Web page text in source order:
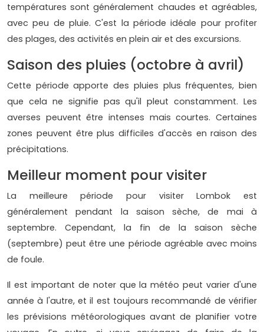
températures sont généralement chaudes et agréables,
avec peu de pluie. C'est la période idéale pour profiter
des plages, des activités en plein air et des excursions.
Saison des pluies (octobre à avril)
Cette période apporte des pluies plus fréquentes, bien
que cela ne signifie pas qu'il pleut constamment. Les
averses peuvent être intenses mais courtes. Certaines
zones peuvent être plus difficiles d'accès en raison des
précipitations.
Meilleur moment pour visiter
La meilleure période pour visiter Lombok est
généralement pendant la saison sèche, de mai à
septembre. Cependant, la fin de la saison sèche
(septembre) peut être une période agréable avec moins
de foule.
Il est important de noter que la météo peut varier d'une
année à l'autre, et il est toujours recommandé de vérifier
les prévisions météorologiques avant de planifier votre